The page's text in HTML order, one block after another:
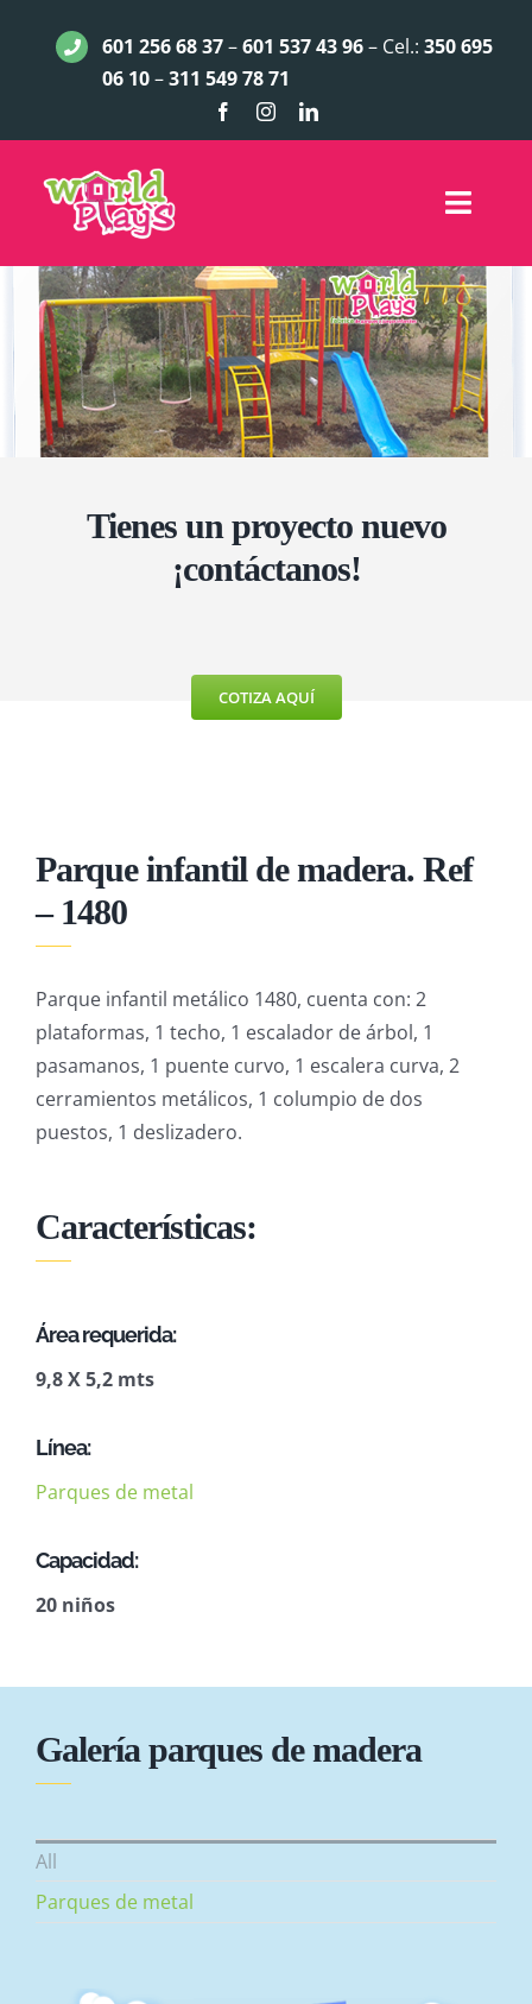
601 256 68 37–601 537 43 96– Cel.: 350 695
06 10–311 549 78 71
Toggle
INICIO
JUEGOS INFANTILES
ACCESORIOS
Tienes un proyecto nuevo
¡contáctanos!
COTIZA AQUÍ
Parque infantil de madera. Ref
– 1480
Parque infantil metálico 1480, cuenta con: 2
plataformas, 1 techo, 1 escalador de árbol, 1
pasamanos, 1 puente curvo, 1 escalera curva, 2
cerramientos metálicos, 1 columpio de dos
puestos, 1 deslizadero.
Características:
Área requerida:
9,8 X 5,2 mts
Línea:
Parques de metal
Capacidad:
20 niños
Galería parques de madera
All
Parques de metal